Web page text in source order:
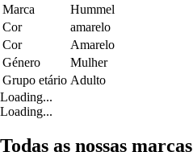
Marca
Hummel
Cor
amarelo
Cor
Amarelo
Género
Mulher
Grupo etário Adulto
Loading...
Loading...
Todas as nossas marcas